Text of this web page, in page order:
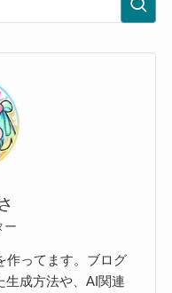
ー
作ってます。ブログ
生成方法や、AI関連